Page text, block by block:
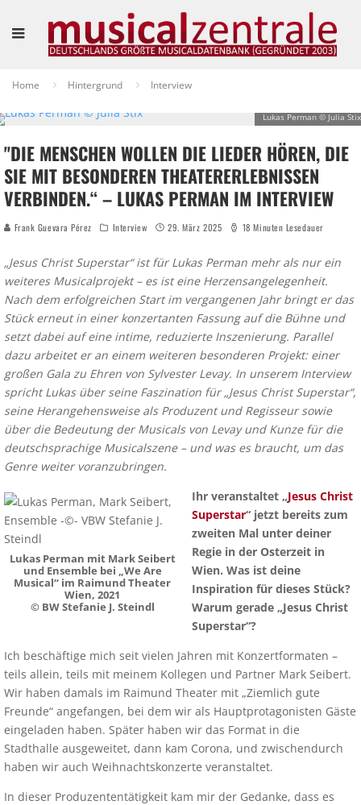
Home Hintergrund Interview
Lukas Perman © Julia Stix
"DIE MENSCHEN WOLLEN DIE LIEDER HÖREN, DIE
SIE MIT BESONDEREN THEATERERLEBNISSEN
VERBINDEN.“ – LUKAS PERMAN IM INTERVIEW
Frank Guevara Pérez Interview 29. März 2025 18 Minuten Lesedauer
„Jesus Christ Superstar“ ist für Lukas Perman mehr als nur ein
weiteres Musicalprojekt – es ist eine Herzensangelegenheit.
Nach dem erfolgreichen Start im vergangenen Jahr bringt er das
Stück erneut in einer konzertanten Fassung auf die Bühne und
setzt dabei auf eine intime, reduzierte Inszenierung. Parallel
dazu arbeitet er an einem weiteren besonderen Projekt: einer
großen Gala zu Ehren von Sylvester Levay. In unserem Interview
spricht Lukas über seine Faszination für „Jesus Christ Superstar“,
seine Herangehensweise als Produzent und Regisseur sowie
über die Bedeutung der Musicals von Levay und Kunze für die
deutschsprachige Musicalszene – und was es braucht, um das
Genre weiter voranzubringen.
Lukas Perman mit Mark Seibert
und Ensemble bei „We Are
Musical“ im Raimund Theater
Wien, 2021
© BW Stefanie J. Steindl
Ihr veranstaltet „Jesus Christ
Superstar“ jetzt bereits zum
zweiten Mal unter deiner
Regie in der Osterzeit in
Wien. Was ist deine
Inspiration für dieses Stück?
Warum gerade „Jesus Christ
Superstar“?
Ich beschäftige mich seit vielen Jahren mit Konzertformaten –
teils allein, teils mit meinem Kollegen und Partner Mark Seibert.
Wir haben damals im Raimund Theater mit „Ziemlich gute
Freunde“ angefangen, bei dem wir als Hauptprotagonisten Gäste
eingeladen haben. Später haben wir das Format in die
Stadthalle ausgeweitet, dann kam Corona, und zwischendurch
haben wir auch Weihnachtskonzerte veranstaltet.
In dieser Produzententätigkeit kam mir der Gedanke, dass es